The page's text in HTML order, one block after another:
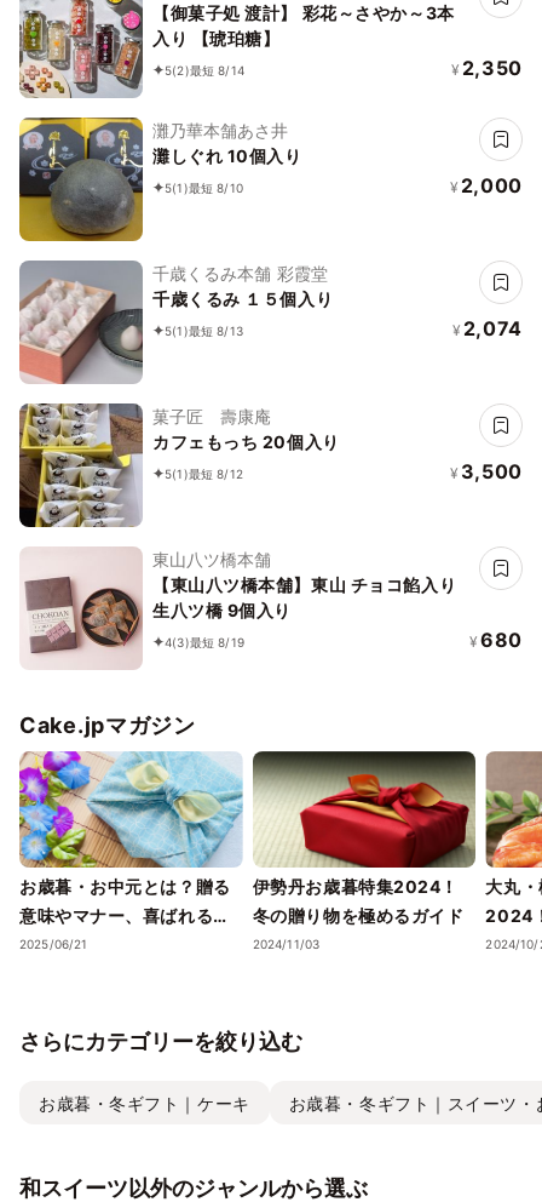
【御菓子処 渡計】 彩花～さやか～3本
入り 【琥珀糖】
5(2)最短 8/14 ¥ 2,350
灘乃華本舗あさ井
灘しぐれ 10個入り
5(1)最短 8/10 ¥ 2,000
千歳くるみ本舗 彩霞堂
千歳くるみ １５個入り
5(1)最短 8/13 ¥ 2,074
菓子匠 壽康庵
カフェもっち 20個入り
5(1)最短 8/12 ¥ 3,500
東山八ツ橋本舗
【東山八ツ橋本舗】東山 チョコ餡入り
生八ツ橋 9個入り
4(3)最短 8/19 ¥ 680
Cake.jpマガジン
お歳暮・お中元とは？贈る
意味やマナー、喜ばれるギ
フトのポイントまで徹底解
2025/06/21
伊勢丹お歳暮特集2024！
冬の贈り物を極めるガイド
2024/11/03
大丸
2024
ェック
2024/10/
さらにカテゴリーを絞り込む
お歳暮・冬ギフト｜ケーキ お歳暮・冬ギフト｜スイーツ・
和スイーツ以外のジャンルから選ぶ